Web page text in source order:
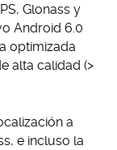
Glonass y
Android 6.0
optimizada
alta calidad (>
a
e incluso la